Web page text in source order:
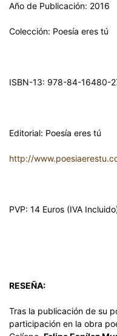
Año de Publicación: 2016
Colección: Poesía eres tú
ISBN-13: 978-84-16480-
Editorial: Poesía eres tú
http://
PVP: 14 Euros (IVA
RESEÑA:
Tras la publicación de su
participación en la obra